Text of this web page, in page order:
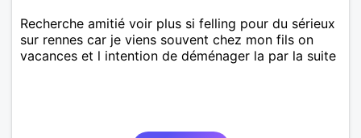
Recherche amitié voir plus si felling pour du sérieux
sur rennes car je viens souvent chez mon fils on
vacances et l intention de déménager la par la suite